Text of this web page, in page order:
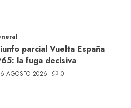
parcial Vuelta España
la fuga decisiva
6 AGOSTO 2026 0